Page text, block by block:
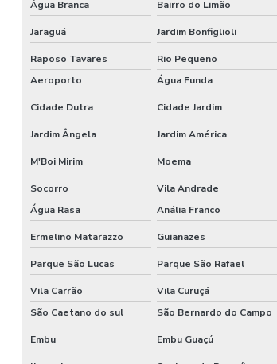
Água Branca
Bairro do Limão
Jaraguá Jardim Bonfiglioli
Raposo Tavares Rio Pequeno
Aeroporto
Água Funda
Cidade Dutra Cidade Jardim
Jardim Ângela Jardim América
M'Boi Mirim Moema
Socorro Vila Andrade
Água Rasa
Anália Franco
Ermelino Matarazzo Guianazes
Parque São Lucas Parque São Rafael
Vila Carrão Vila Curuçá
São Caetano do sul
São Bernardo do Campo
Embu Embu Guaçú